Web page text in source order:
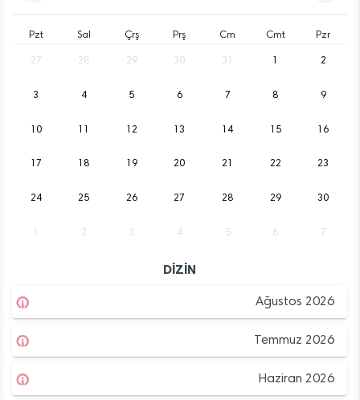
Pzt Sal Çrş Prş Cm Cmt Pzr
27 28 29 30 31 2
3 4 5 6 7 8 9
10 12 13 14 15 16
17 18 19 20 21 22 23
24 25 26 27 28 29 30
2 3 4 5 6 7
DİZİN
Ağustos 2026
Temmuz 2026
Haziran 2026